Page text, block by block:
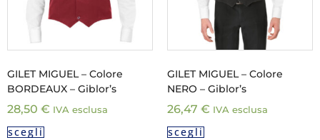
GILET MIGUEL – Colore
BORDEAUX – Giblor’s
28,50 € IVA esclusa
scegli
GILET MIGUEL – Colore
NERO – Giblor’s
26,47 € IVA esclusa
scegli